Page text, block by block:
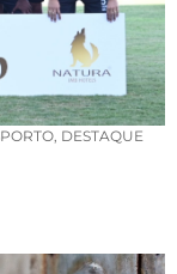
, DESTAQUE